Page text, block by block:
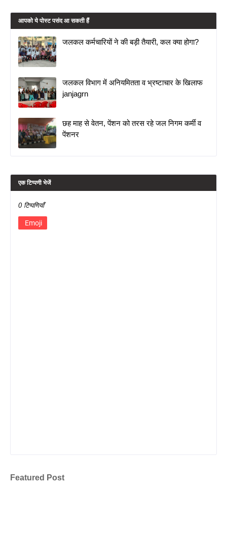
आपको ये पोस्ट पसंद आ सकती हैं
जलकल कर्मचारियों ने की बड़ी तैयारी, कल क्या होगा?
जलकल विभाग में अनियमितता व भ्रष्टाचार के खिलाफ
janjagrn
छह माह से वेतन, पेंशन को तरस रहे जल निगम कर्मी व
पेंशनर
एक टिप्पणी भेजें
0 टिप्पणियाँ
Emoji
Featured Post